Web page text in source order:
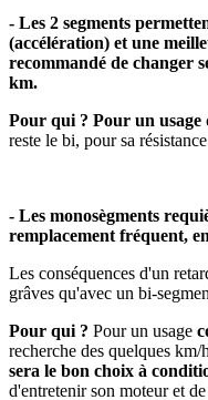
- Les 2 segments
(accélération) et une
recommandé de changer
km.
Pour qui ? Pour un usage
reste le bi, pour sa
- Les monosègments
remplacement fréquent,
Les conséquences d'un
grâves qu'avec un bi-
Pour qui ? Pour un usage
recherche des quelques km/
sera le bon choix à
d'entretenir son moteur et